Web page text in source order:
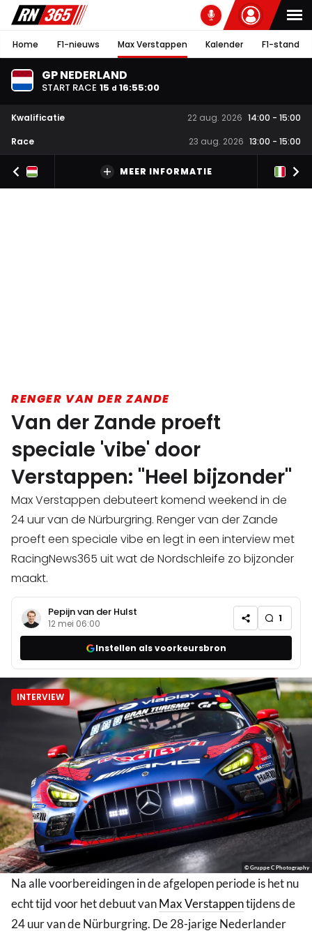
Home F1-nieuws Max Verstappen Kalender F1-stand
GP NEDERLAND
START RACE 15 d 16:55:00
Kwalificatie 22 aug. 2026 14:00 - 15:00
Race
23 aug. 2026 13:00 - 15:00
MEER INFORMATIE
RENGER VAN DER ZANDE
Van der Zande proeft
speciale 'vibe' door
Verstappen: "Heel bijzonder"
Max Verstappen debuteert komend weekend in de
24 uur van de Nürburgring. Renger van der Zande
proeft een speciale vibe en legt in een interview met
RacingNews365 uit wat de Nordschleife zo bijzonder
maakt.
Pepijn van der Hulst
12 mei 06:00 1
Instellen als voorkeursbron
INTERVIEW
© Gruppe C Photography
Na alle voorbereidingen in de afgelopen periode is het nu
echt tijd voor het debuut vanMax Verstappentijdens de
24 uur van de Nürburgring. De 28-jarige Nederlander